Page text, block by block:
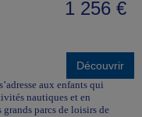
1 256 €
Découvrir
aux enfants qui
nautiques et en
parcs de loisirs de